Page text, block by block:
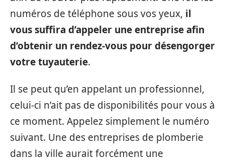
numéros de téléphone sous vos yeux, il
vous suffira d’appeler une entreprise afin
d’obtenir un rendez-vous pour désengorger
votre tuyauterie.
Il se peut qu’en appelant un professionnel,
celui-ci n’ait pas de disponibilités pour vous à
ce moment. Appelez simplement le numéro
suivant. Une des entreprises de plomberie
dans la ville aurait forcément une